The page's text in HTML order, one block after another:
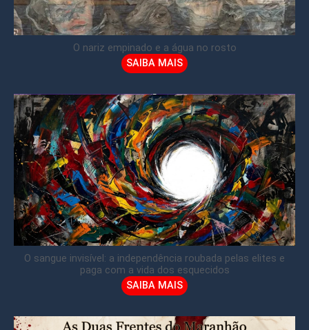
O nariz empinado e a água no rosto
SAIBA MAIS
O sangue invisível: a independência roubada pelas elites e
paga com a vida dos esquecidos
SAIBA MAIS